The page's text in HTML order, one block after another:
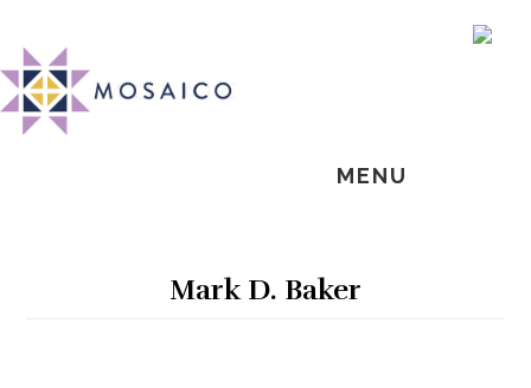
main
content
primary
sidebar
footer
MENU
Mark D. Baker